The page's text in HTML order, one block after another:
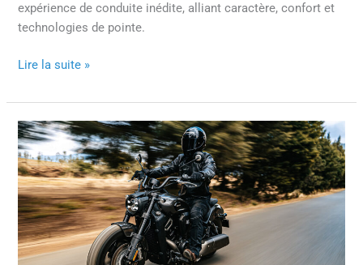
expérience de conduite inédite, alliant caractère, confort et
technologies de pointe.
Lire la suite »
BENDA
DARKFLAG
v
4
commander